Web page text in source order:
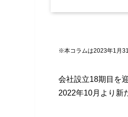
※本コラムは2023年1月
会社設立18期目を
2022年10月より新